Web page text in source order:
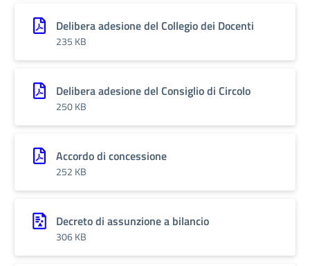
Delibera adesione del Collegio dei Docenti
235 KB
Delibera adesione del Consiglio di Circolo
250 KB
Accordo di concessione
252 KB
Decreto di assunzione a bilancio
306 KB